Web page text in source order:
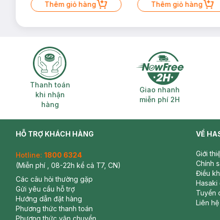
Thêm giỏ hàng Thêm giỏ hàng
Thanh toán khi nhận hàng
Thanh toán
khi nhận
hàng
Giao nhanh
Giao nhanh
miễn phí 2H
HỖ TRỢ KHÁCH HÀNG
Hotline: 1800 6324
(Miễn phí , 08-22h kể cả T7, CN)
Các câu hỏi thường gặp
Gửi yêu cầu hỗ trợ
Hướng dẫn đặt hàng
Phương thức thanh toán
Phương thức vận chuyển
VỀ
Giới
Chính
Điều
Hasaki
Tuyển
Liên hệ